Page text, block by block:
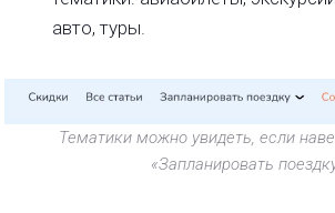
авто, туры.
Тематики можно увидеть, если
«Запланировать